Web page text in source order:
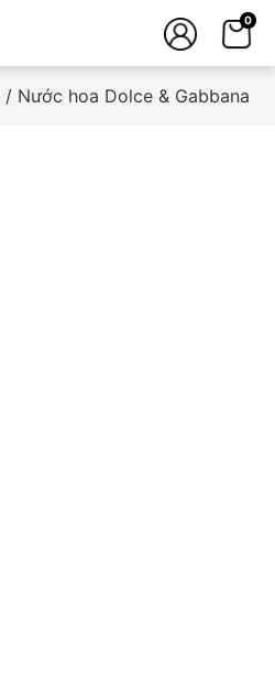
0
/ Nước hoa Dolce & Gabbana